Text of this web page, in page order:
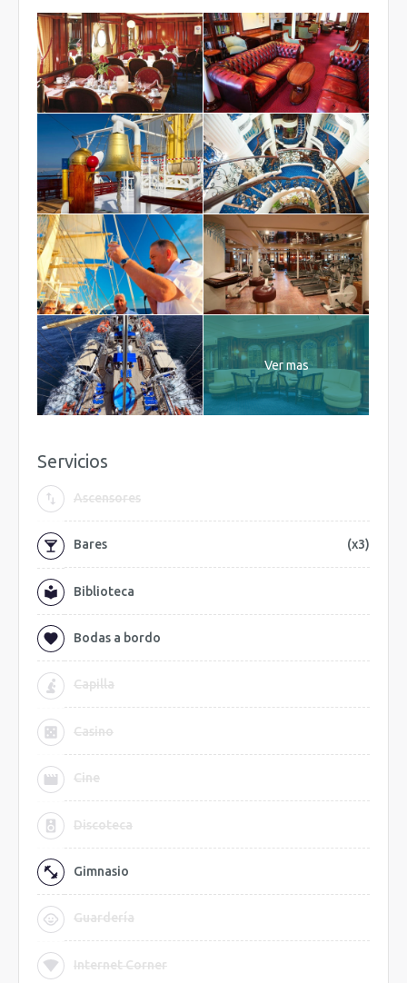
Ver mas
Servicios
Ascensores
Bares (x3)
Biblioteca
Bodas a bordo
Capilla
Casino
Cine
Discoteca
Gimnasio
Guardería
Internet Corner